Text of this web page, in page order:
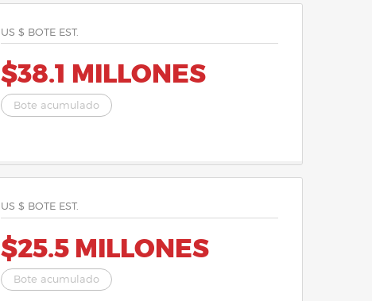
US $ BOTE EST.
$38.1 MILLONES
Bote acumulado
US $ BOTE EST.
$25.5 MILLONES
Bote acumulado